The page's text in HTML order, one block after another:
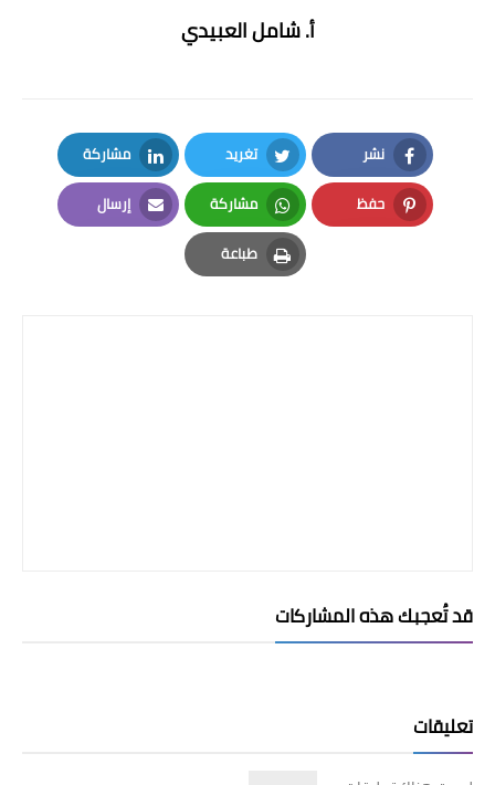
أ. شامل العبيدي
نشر
Facebook
تغريد
Twitter
مشاركة
LinkedIn
حفظ
Pinterest
مشاركة
Whatsapp
إرسال
Email
طباعة
Print
قد تُعجبك هذه المشاركات
تعليقات